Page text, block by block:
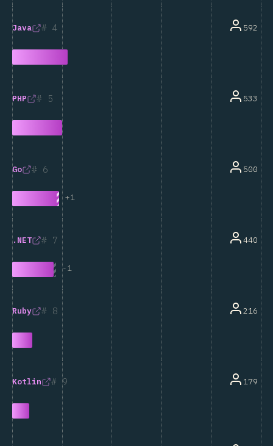
4
Java 592
5
PHP 533
6
Go
+1
500
7
.NET
-1
440
8
Ruby 216
9
Kotlin 179